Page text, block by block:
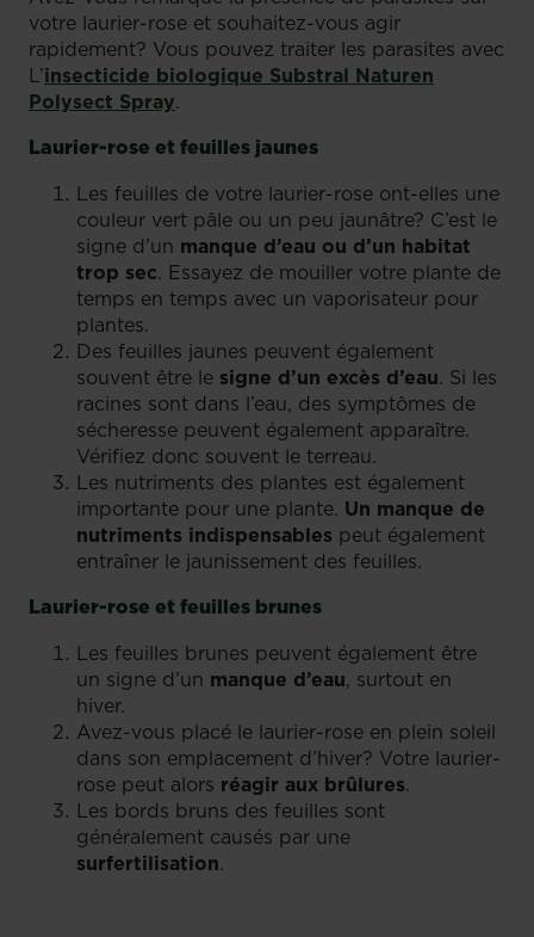
votre laurier-rose et souhaitez-vous agir
rapidement? Vous pouvez traiter les parasites avec
L’insecticide biologique Substral Naturen
Polysect Spray.
Laurier-rose et feuilles jaunes
Les feuilles de votre laurier-rose ont-elles une
couleur vert pâle ou un peu jaunâtre? C’est le
signe d’un manque d’eau ou d’un habitat
trop sec. Essayez de mouiller votre plante de
temps en temps avec un vaporisateur pour
plantes.
Des feuilles jaunes peuvent également
souvent être le signe d’un excès d’eau. Si les
racines sont dans l’eau, des symptômes de
sécheresse peuvent également apparaître.
Vérifiez donc souvent le terreau.
Les nutriments des plantes est également
importante pour une plante. Un manque de
nutriments indispensables peut également
entraîner le jaunissement des feuilles.
Laurier-rose et feuilles brunes
Les feuilles brunes peuvent également être
un signe d’un manque d’eau, surtout en
hiver.
Avez-vous placé le laurier-rose en plein soleil
dans son emplacement d’hiver? Votre laurier-
rose peut alors réagir aux brûlures.
Les bords bruns des feuilles sont
généralement causés par une
surfertilisation.